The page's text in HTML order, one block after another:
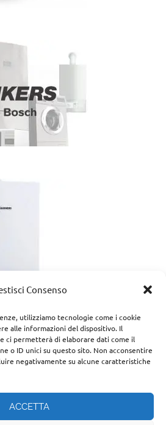
Consenso
utilizziamo tecnologie come i cookie
alle informazioni del dispositivo. Il
ci permetterà di elaborare dati come il
o ID unici su questo sito. Non acconsentire
negativamente su alcune caratteristiche
ACCETTA